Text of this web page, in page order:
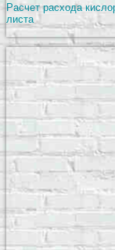
Расчет расхода
листа